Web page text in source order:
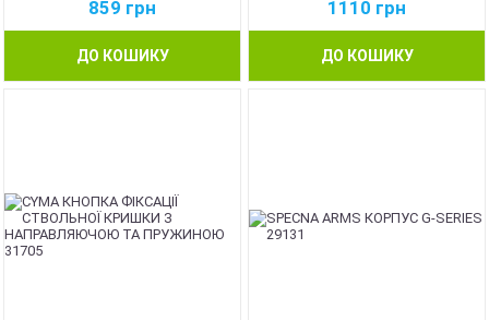
859 грн
ДО КОШИКУ
1110 грн
ДО КОШИКУ